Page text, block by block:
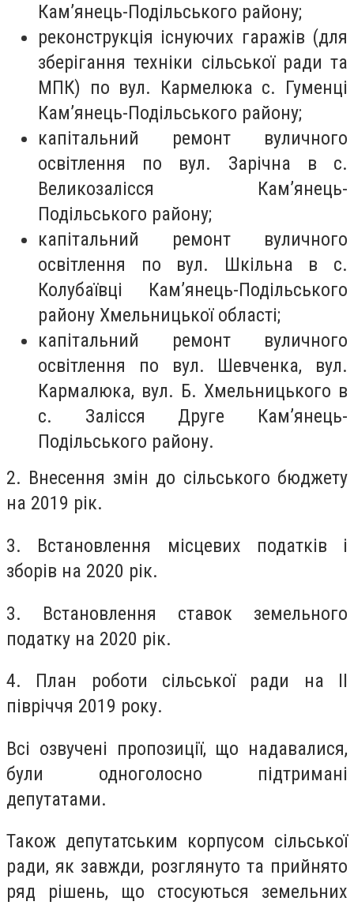
Кам’янець-Подільського району;
реконструкція існуючих гаражів (для
зберігання техніки сільської ради та
МПК) по вул. Кармелюка с. Гуменці
Кам’янець-Подільського району;
капітальний ремонт вуличного
освітлення по вул. Зарічна в с.
Великозалісся Кам’янець-
Подільського району;
капітальний ремонт вуличного
освітлення по вул. Шкільна в с.
Колубаївці Кам’янець-Подільського
району Хмельницької області;
капітальний ремонт вуличного
освітлення по вул. Шевченка, вул.
Кармалюка, вул. Б. Хмельницького в
с. Залісся Друге Кам’янець-
Подільського району.
2. Внесення змін до сільського бюджету
на 2019 рік.
3. Встановлення місцевих податків і
зборів на 2020 рік.
3. Встановлення ставок земельного
податку на 2020 рік.
4. План роботи сільської ради на ІІ
півріччя 2019 року.
Всі озвучені пропозиції, що надавалися,
були одноголосно підтримані
депутатами.
Також депутатським корпусом сільської
ради, як завжди, розглянуто та прийнято
ряд рішень, що стосуються земельних